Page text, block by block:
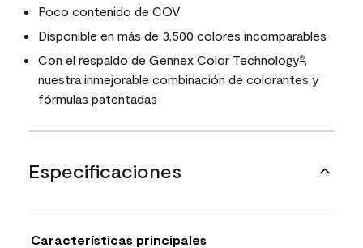
Poco contenido de COV
Disponible en más de 3,500 colores incomparables
Con el respaldo de Gennex Color Technology®,
nuestra inmejorable combinación de colorantes y
fórmulas patentadas
Especificaciones
Características principales